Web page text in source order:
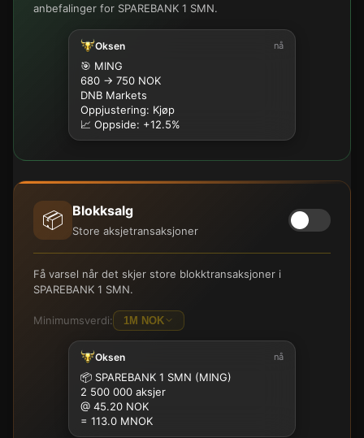
anbefalinger for SPAREBANK 1 SMN.
Oksen nå
🎯 MING
680 → 750 NOK
DNB Markets
Oppjustering: Kjøp
📈 Oppside: +12.5%
📦 Blokksalg
Store aksjetransaksjoner
Få varsel når det skjer store blokktransaksjoner i
SPAREBANK 1 SMN.
Minimumsverdi: 1M NOK
500K
Oksen nå
📦 SPAREBANK 1 SMN (MING)
2 500 000 aksjer
@ 45.20 NOK
= 113.0 MNOK